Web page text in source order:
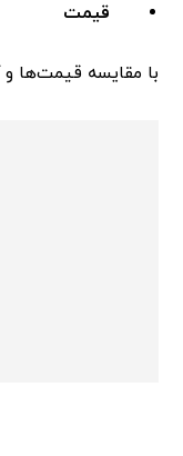
قیمت
با مقایسه قیمت‌ها و